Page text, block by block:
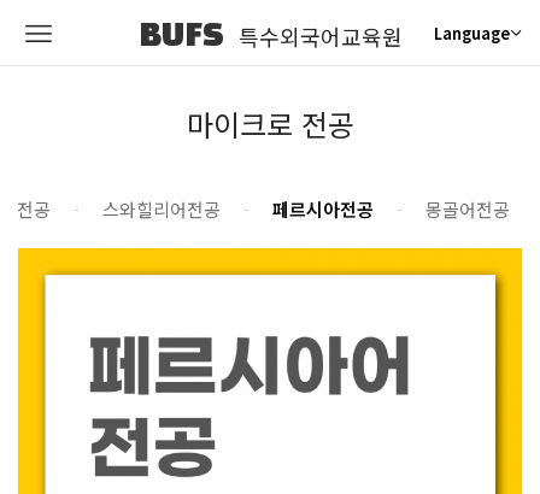
BUFS 특수외국어교육원 Language
마이크로 전공
전공 스와힐리어전공 페르시아전공 몽골어전공